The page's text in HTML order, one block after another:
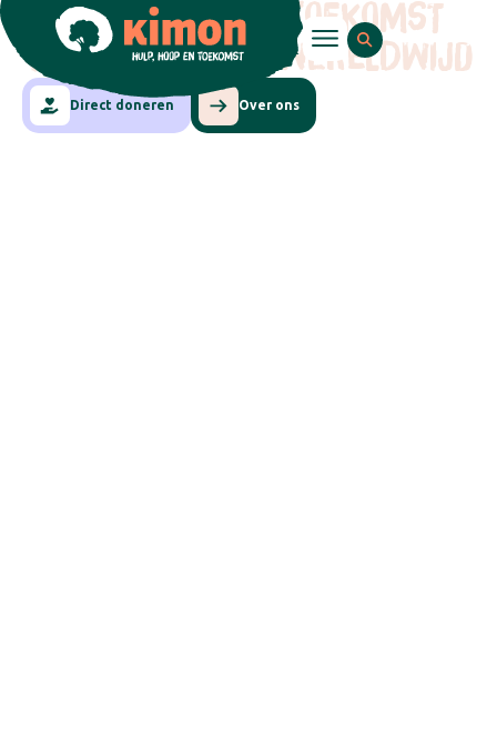
HULP, HOOP EN TOEKOMST
VOOR KINDEREN WERELDWIJD
Direct doneren Over ons